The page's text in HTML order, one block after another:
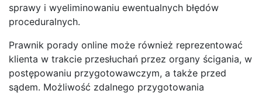
sprawy i wyeliminowaniu ewentualnych błędów
proceduralnych.
Prawnik porady online może również reprezentować
klienta w trakcie przesłuchań przez organy ścigania, w
postępowaniu przygotowawczym, a także przed
sądem. Możliwość zdalnego przygotowania